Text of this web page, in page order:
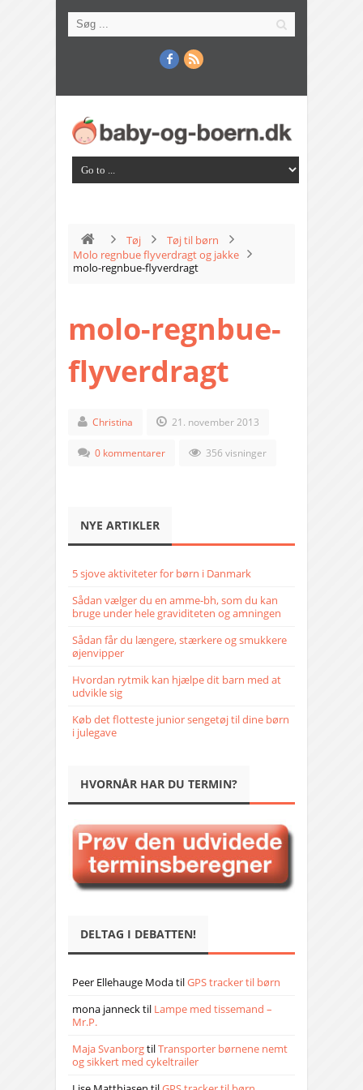
Tøj
Tøj til børn
Molo regnbue flyverdragt og jakke
molo-regnbue-flyverdragt
molo-regnbue-
flyverdragt
Christina 21. november 2013
0 kommentarer 356 visninger
NYE ARTIKLER
5 sjove aktiviteter for børn i Danmark
Sådan vælger du en amme-bh, som du kan
bruge under hele graviditeten og amningen
Sådan får du længere, stærkere og smukkere
øjenvipper
Hvordan rytmik kan hjælpe dit barn med at
udvikle sig
Køb det flotteste junior sengetøj til dine børn
i julegave
HVORNÅR HAR DU TERMIN?
DELTAG I DEBATTEN!
Peer Ellehauge ModatilGPS tracker til børn
mona jannecktil Lampe med tissemand –
Mr.P.
Maja SvanborgtilTransporter børnene nemt
og sikkert med cykeltrailer